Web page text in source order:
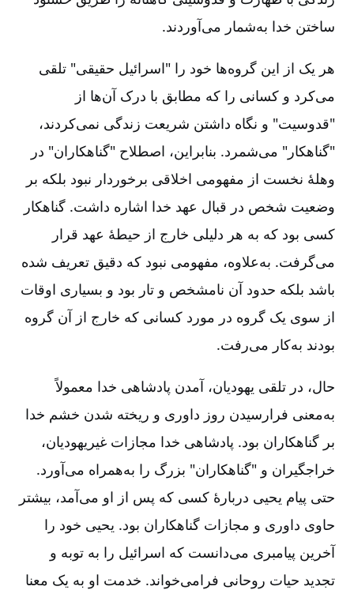
ساختن خدا به‌شمار می‌آوردند.
هر یک از این گروه‌ها خود را "اسرائیل حقیقی" تلقی
می‌کرد و کسانی را که مطابق با درک آن‌ها از
"قدوسیت" و نگاه داشتن شریعت زندگی نمی‌کردند،
"گناهکار" می‌شمرد. بنابراین، اصطلاح "گناهکاران" در
وهلۀ نخست از مفهومی اخلاقی برخوردار نبود بلکه بر
وضعیت شخص در قبال عهد خدا اشاره داشت. گناهکار
کسی بود که به هر دلیلی خارج از حیطۀ عهد قرار
می‌گرفت. به‌علاوه، مفهومی نبود که دقیق تعریف شده
باشد بلکه حدود آن نامشخص و تار بود و بسیاری اوقات
از سوی یک گروه در مورد کسانی که خارج از آن گروه
بودند به‌کار می‌رفت.
حال، در تلقی یهودیان، آمدن پادشاهی خدا معمولاً
به‌معنی فرارسیدن روز داوری و ریخته شدن خشم خدا
بر گناهکاران بود. پادشاهی خدا مجازات غیریهودیان،
خراجگیران و "گناهکاران" بزرگ را به‌همراه می‌آورد.
حتی پیام یحیی دربارۀ کسی که پس از او می‌آمد، بیشتر
حاوی داوری و مجازات گناهکاران بود. یحیی خود را
آخرین پیامبری می‌دانست که اسرائیل را به توبه و
تجدید حیات روحانی فرامی‌خواند. خدمت او به یک معنا